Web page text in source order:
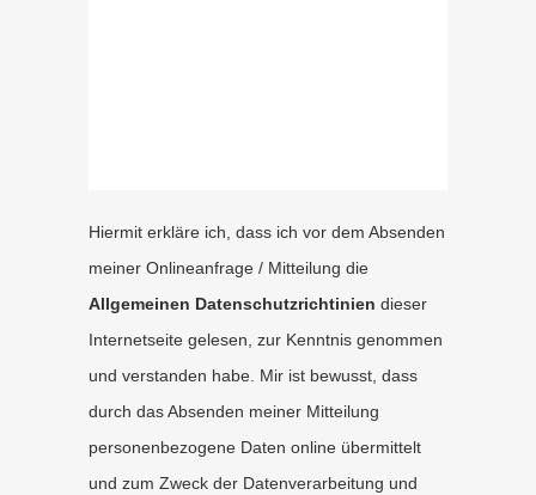
Hiermit erkläre ich, dass ich vor dem Absenden
meiner Onlineanfrage / Mitteilung die
Allgemeinen Datenschutzrichtinien dieser
Internetseite gelesen, zur Kenntnis genommen
und verstanden habe. Mir ist bewusst, dass
durch das Absenden meiner Mitteilung
personenbezogene Daten online übermittelt
und zum Zweck der Datenverarbeitung und